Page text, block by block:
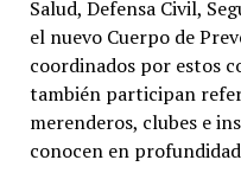
Salud, Defensa Civil,
el nuevo Cuerpo de
coordinados por estos
también participan
merenderos, clubes e
conocen en